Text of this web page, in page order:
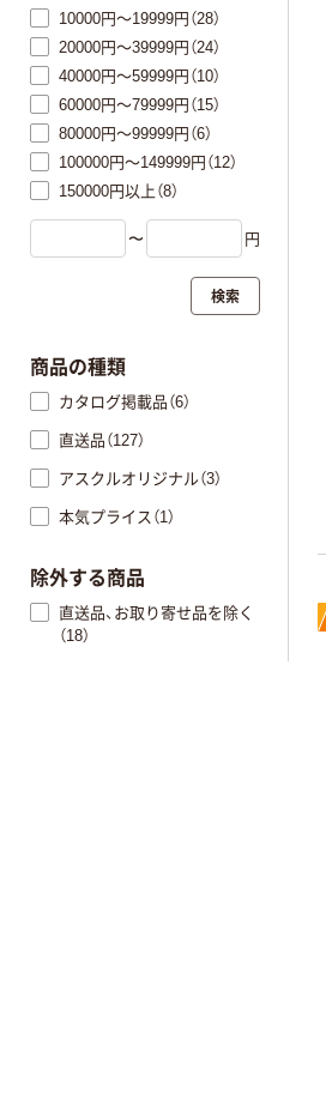
10000円～19999円（28）
20000円～39999円（24）
40000円～59999円（10）
60000円～79999円（15）
80000円～99999円（6）
100000円～149999円（12）
150000円以上（8）
〜 円
検索
商品の種類
カタログ掲載品（6）
直送品（127）
アスクルオリジナル（3）
本気プライス（1）
除外する商品
直送品、お取り寄せ品を除く
（18）